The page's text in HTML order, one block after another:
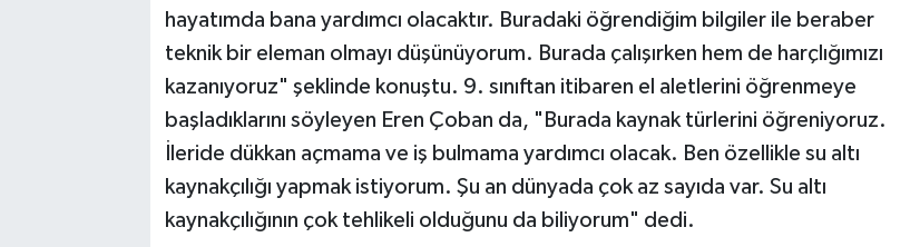
hayatımda bana yardımcı olacaktır. Buradaki öğrendiğim bilgiler ile beraber
teknik bir eleman olmayı düşünüyorum. Burada çalışırken hem de harçlığımızı
kazanıyoruz" şeklinde konuştu. 9. sınıftan itibaren el aletlerini öğrenmeye
başladıklarını söyleyen Eren Çoban da, "Burada kaynak türlerini öğreniyoruz.
İleride dükkan açmama ve iş bulmama yardımcı olacak. Ben özellikle su altı
kaynakçılığı yapmak istiyorum. Şu an dünyada çok az sayıda var. Su altı
kaynakçılığının çok tehlikeli olduğunu da biliyorum" dedi.